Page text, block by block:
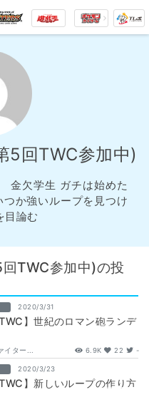
5回TWC参加中)
金欠学生 ガチは始めた
か強いループを見つけ
目論む
TWC参加中)の投
2020/3/31
TWC】世紀のロマン砲ランデ
イター... 6.9K 22 -
2020/3/23
TWC】新しいループの作り方